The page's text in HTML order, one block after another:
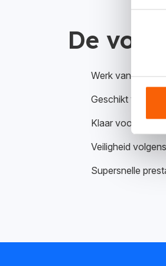
De
Werk vanuit één
Geschikt voor
Klaar voor
Veiligheid
Supersnelle